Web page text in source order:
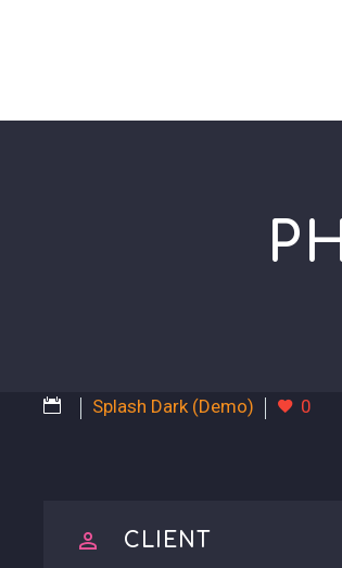
Splash Dark (Demo) 0

 CLIENT